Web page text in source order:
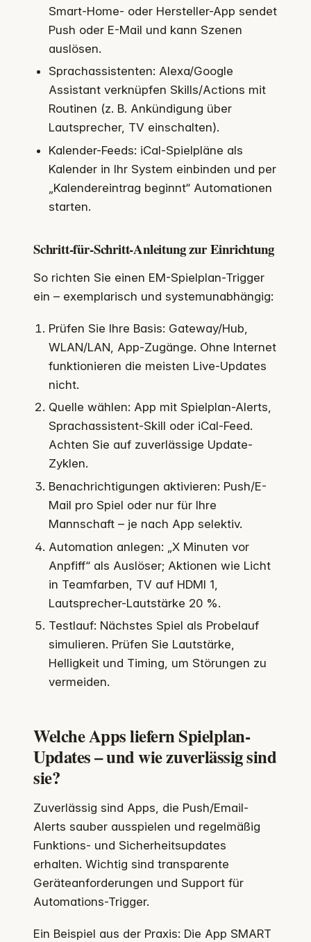
Smart-Home- oder Hersteller-App sendet
Push oder E-Mail und kann Szenen
auslösen.
Sprachassistenten: Alexa/Google
Assistant verknüpfen Skills/Actions mit
Routinen (z. B. Ankündigung über
Lautsprecher, TV einschalten).
Kalender-Feeds: iCal-Spielpläne als
Kalender in Ihr System einbinden und per
„Kalendereintrag beginnt“ Automationen
starten.
Schritt-für-Schritt-Anleitung zur Einrichtung
So richten Sie einen EM-Spielplan-Trigger
ein – exemplarisch und systemunabhängig:
Prüfen Sie Ihre Basis: Gateway/Hub,
WLAN/LAN, App-Zugänge. Ohne Internet
funktionieren die meisten Live-Updates
nicht.
Quelle wählen: App mit Spielplan-Alerts,
Sprachassistent-Skill oder iCal-Feed.
Achten Sie auf zuverlässige Update-
Zyklen.
Benachrichtigungen aktivieren: Push/E-
Mail pro Spiel oder nur für Ihre
Mannschaft – je nach App selektiv.
Automation anlegen: „X Minuten vor
Anpfiff“ als Auslöser; Aktionen wie Licht
in Teamfarben, TV auf HDMI 1,
Lautsprecher-Lautstärke 20 %.
Testlauf: Nächstes Spiel als Probelauf
simulieren. Prüfen Sie Lautstärke,
Helligkeit und Timing, um Störungen zu
vermeiden.
Welche Apps liefern Spielplan-
Updates – und wie zuverlässig sind
sie?
Zuverlässig sind Apps, die Push/Email-
Alerts sauber ausspielen und regelmäßig
Funktions- und Sicherheitsupdates
erhalten. Wichtig sind transparente
Geräteanforderungen und Support für
Automations-Trigger.
Ein Beispiel aus der Praxis: Die App SMART